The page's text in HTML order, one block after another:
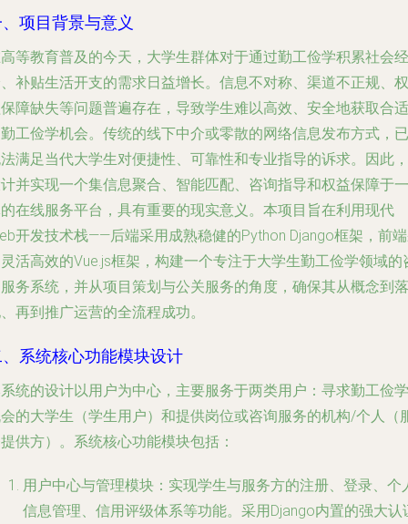
项目背景与意义
等教育普及的今天，大学生群体对于通过勤工俭学积累社会经
补贴生活开支的需求日益增长。信息不对称、渠道不正规、权
障缺失等问题普遍存在，导致学生难以高效、安全地获取合适
工俭学机会。传统的线下中介或零散的网络信息发布方式，已
满足当代大学生对便捷性、可靠性和专业指导的诉求。因此，
并实现一个集信息聚合、智能匹配、咨询指导和权益保障于一
在线服务平台，具有重要的现实意义。本项目旨在利用现代
开发技术栈——后端采用成熟稳健的Python Django框架，前
活高效的Vue.js框架，构建一个专注于大学生勤工俭学领域的
务系统，并从项目策划与公关服务的角度，确保其从概念到落
再到推广运营的全流程成功。
系统核心功能模块设计
统的设计以用户为中心，主要服务于两类用户：寻求勤工俭学
的大学生（学生用户）和提供岗位或咨询服务的机构/个人（
供方）。系统核心功能模块包括：
用户中心与管理模块 ：实现学生与服务方的注册、登录、个
信息管理、信用评级体系等功能。采用Django内置的强大认